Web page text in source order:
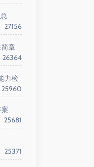
27156
章
26364
力检
25960
25681
25371